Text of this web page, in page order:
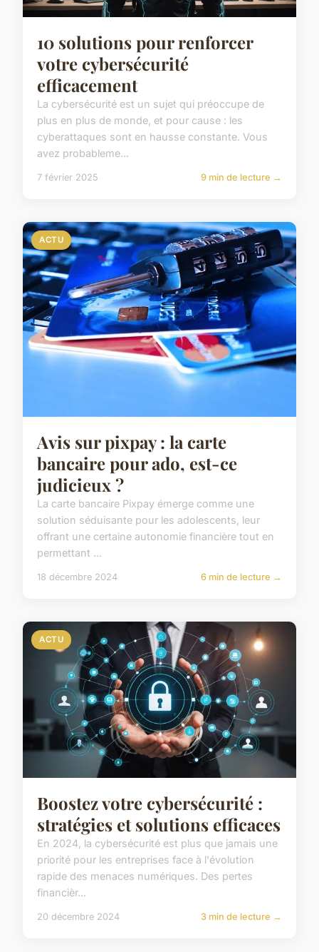
10 solutions pour renforcer
votre cybersécurité
efficacement
La cybersécurité est un sujet qui préoccupe de
plus en plus de monde, et pour cause : les
cyberattaques sont en hausse constante. Vous
avez probableme...
7 février 2025 9 min de lecture →
ACTU
Avis sur pixpay : la carte
bancaire pour ado, est-ce
judicieux ?
La carte bancaire Pixpay émerge comme une
solution séduisante pour les adolescents, leur
offrant une certaine autonomie financière tout en
permettant ...
18 décembre 2024 6 min de lecture →
ACTU
Boostez votre cybersécurité :
stratégies et solutions efficaces
En 2024, la cybersécurité est plus que jamais une
priorité pour les entreprises face à l'évolution
rapide des menaces numériques. Des pertes
financièr...
20 décembre 2024 3 min de lecture →